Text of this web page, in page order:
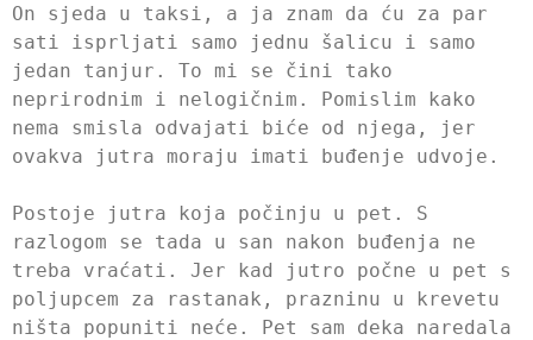
On sjeda u taksi, a ja znam da ću za par
sati isprljati samo jednu šalicu i samo
jedan tanjur. To mi se čini tako
neprirodnim i nelogičnim. Pomislim kako
nema smisla odvajati biće od njega, jer
ovakva jutra moraju imati buđenje udvoje.
Postoje jutra koja počinju u pet. S
razlogom se tada u san nakon buđenja ne
treba vraćati. Jer kad jutro počne u pet s
poljupcem za rastanak, prazninu u krevetu
ništa popuniti neće. Pet sam deka naredala